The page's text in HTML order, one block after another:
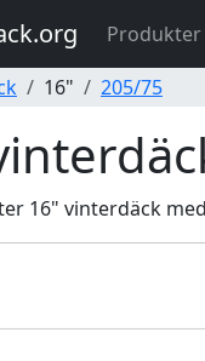
Produkter
16" 205/75
16" vinterdäck